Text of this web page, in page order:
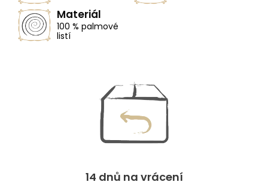
Materiál
100 % palmové
listí
14 dnů na vrácení